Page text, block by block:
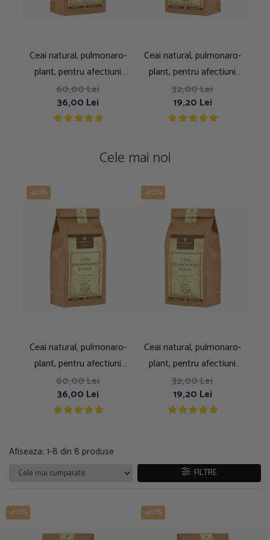
Ceai natural, pulmonaro-
plant, pentru afectiuni
pulmonar respiratorii, 250g
60,00 Lei
36,00 Lei
Ceai natural, pulmonaro-
plant, pentru afectiuni
pulmonar respiratorii, 100g
32,00 Lei
19,20 Lei
Cele mai noi
-40%
Ceai natural, pulmonaro-
plant, pentru afectiuni
pulmonar respiratorii, 250g
60,00 Lei
36,00 Lei
-40%
Ceai natural, pulmonaro-
plant, pentru afectiuni
pulmonar respiratorii, 100g
32,00 Lei
19,20 Lei
Afiseaza: 1-8 din 8 produse
FILTRE
-40% -40%